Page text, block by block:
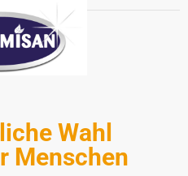
Wahl
Menschen